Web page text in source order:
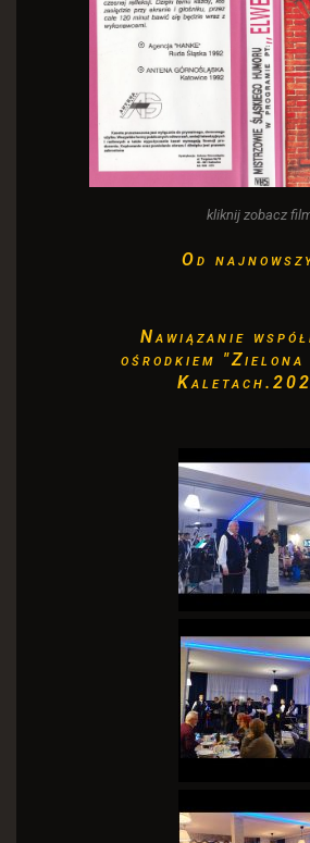
kliknij zobacz
Od
Nawiązanie
ośrodkiem "Zielona